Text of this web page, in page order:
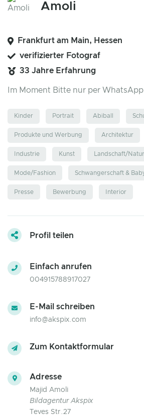
Amoli
Frankfurt am Main, Hessen
verifizierter Fotograf
33 Jahre Erfahrung
Im Moment Bitte nur per
Kinder Portrait Abiball
Produkte und Werbung Architektur
Industrie Kunst Landschaft/Natur
Mode/Fashion Schwangerschaft &
Presse Bewerbung Interior
Profil teilen
Einfach anrufen
004915788917027
E-Mail schreiben
info@akspix.com
Zum Kontaktformular
Adresse
Majid Amoli
Bildagentur Akspix
Teves Str.27